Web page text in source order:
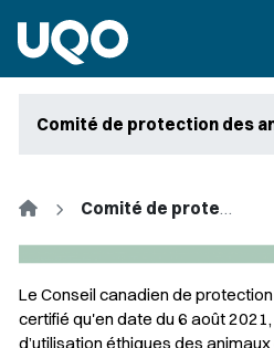
Comité de protection des
Accueil Comité de protection des animaux
Le Conseil canadien de
certifié qu'en date du 6 août
d’utilisation éthiques des